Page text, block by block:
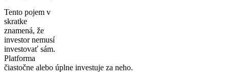
Tento pojem v
skratke
znamená, že
investor nemusí
investovať sám.
Platforma
čiastočne alebo úplne investuje za neho.